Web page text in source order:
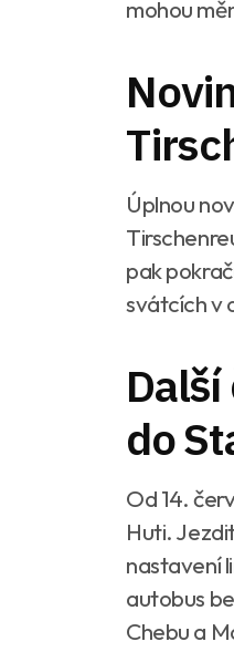
mohou
Úplnou
pak
svátcích v
do
Od 14.
Huti.
nastavení
autobus
Chebu a